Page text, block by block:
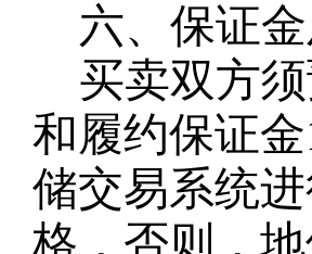
六、保证
买卖双方
和履约保证
储交易系统
格，否则，